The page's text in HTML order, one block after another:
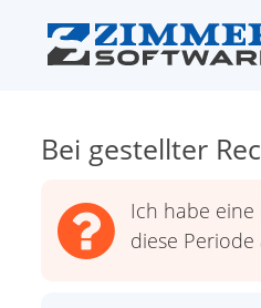
Bei gestellter
Ich habe eine
diese